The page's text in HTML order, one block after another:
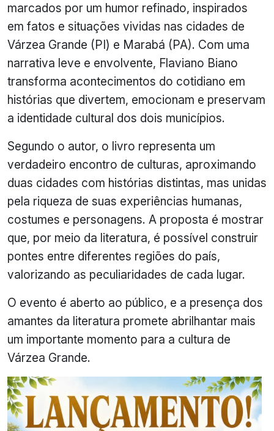
marcados por um humor refinado, inspirados
em fatos e situações vividas nas cidades de
Várzea Grande (PI) e Marabá (PA). Com uma
narrativa leve e envolvente, Flaviano Biano
transforma acontecimentos do cotidiano em
histórias que divertem, emocionam e preservam
a identidade cultural dos dois municípios.
Segundo o autor, o livro representa um
verdadeiro encontro de culturas, aproximando
duas cidades com histórias distintas, mas unidas
pela riqueza de suas experiências humanas,
costumes e personagens. A proposta é mostrar
que, por meio da literatura, é possível construir
pontes entre diferentes regiões do país,
valorizando as peculiaridades de cada lugar.
O evento é aberto ao público, e a presença dos
amantes da literatura promete abrilhantar mais
um importante momento para a cultura de
Várzea Grande.